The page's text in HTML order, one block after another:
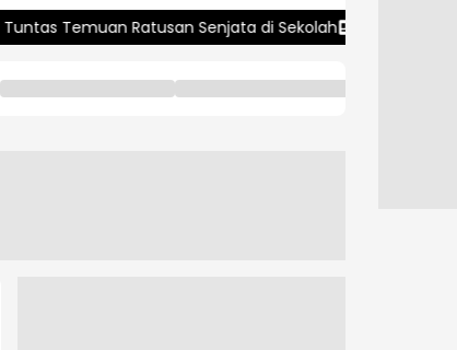
di Sekolah Kebakaran Alun-Alun Suryakencana,